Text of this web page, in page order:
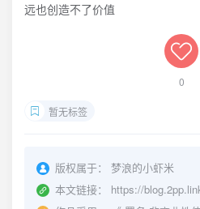
远也创造不了价值
0
暂无标签
版权属于：
梦浪的小虾米
本文链接：
https://